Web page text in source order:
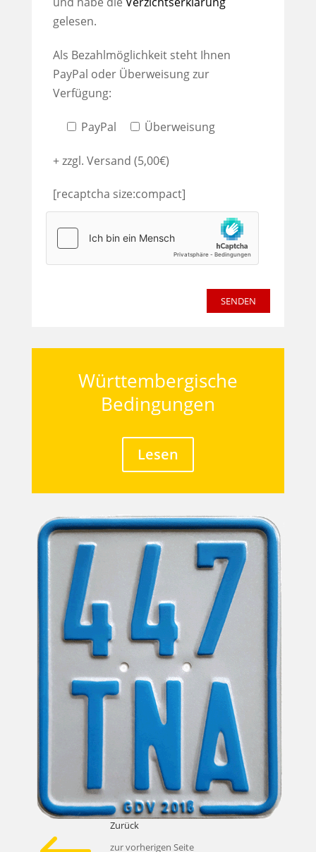
gelesen.
Als Bezahlmöglichkeit steht Ihnen
PayPal oder Überweisung zur
Verfügung:
PayPal Überweisung
+ zzgl. Versand (5,00€)
[recaptcha size:compact]
Württembergische
Bedingungen
Lesen
Zurück
zur vorherigen Seite